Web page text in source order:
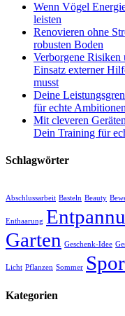
Wenn Vögel
leisten
Renovieren ohne
robusten Boden
Verborgene Risiken
Einsatz externer
musst
Deine
für echte Ambitionen
Mit cleveren
Dein Training für
Schlagwörter
Abschlussarbeit Basteln Beauty
Enthaarung
Garten Geschenk-Idee
Licht Pflanzen Sommer
Kategorien